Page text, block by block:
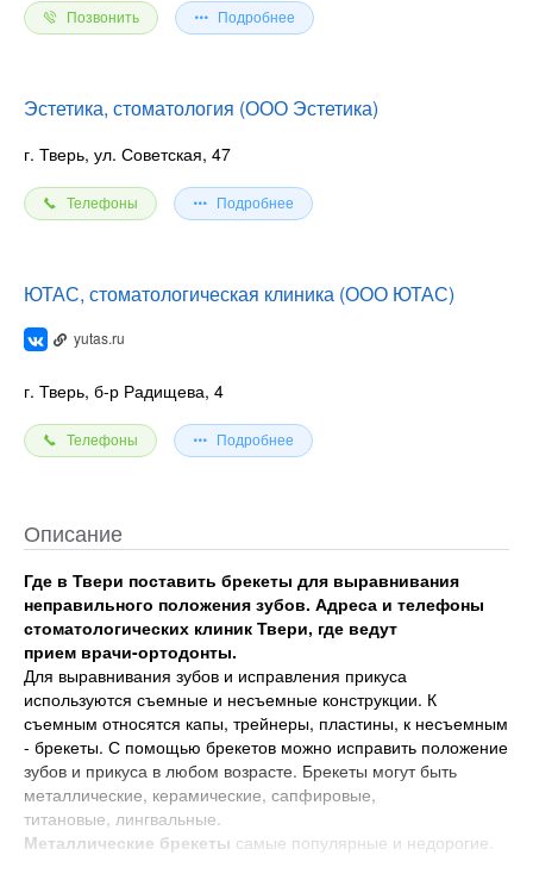
Позвонить Подробнее
Эстетика, стоматология (ООО Эстетика)
г. Тверь, ул. Советская, 47
Телефоны Подробнее
ЮТАС, стоматологическая клиника (ООО ЮТАС)
yutas.ru
г. Тверь, б-р Радищева, 4
Телефоны Подробнее
Описание
Где в Твери поставить брекеты для выравнивания
неправильного положения зубов. Адреса и телефоны
стоматологических клиник Твери, где ведут
прием врачи-ортодонты.
Для выравнивания зубов и исправления прикуса
используются съемные и несъемные конструкции. К
съемным относятся капы, трейнеры, пластины, к несъемным
- брекеты. С помощью брекетов можно исправить положение
зубов и прикуса в любом возрасте. Брекеты могут быть
металлические, керамические, сапфировые,
титановые, лингвальные.
Металлические брекеты самые популярные и недорогие.